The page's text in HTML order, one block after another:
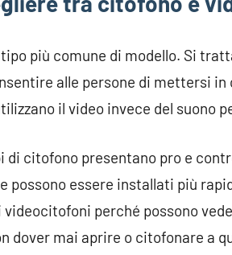
più comune di modello. Si
alle persone di mettersi
il video invece del suono
di citofono presentano pro e
possono essere installati più
perché possono
dover mai aprire o citofonare a